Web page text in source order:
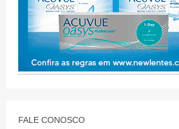
FALE CONOSCO